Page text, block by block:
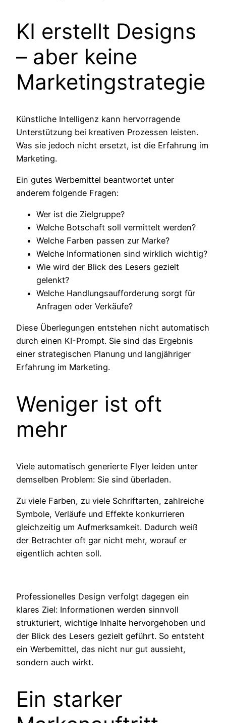
KI erstellt Designs
– aber keine
Marketingstrategie
Künstliche Intelligenz kann hervorragende
Unterstützung bei kreativen Prozessen leisten.
Was sie jedoch nicht ersetzt, ist die Erfahrung im
Marketing.
Ein gutes Werbemittel beantwortet unter
anderem folgende Fragen:
Wer ist die Zielgruppe?
Welche Botschaft soll vermittelt werden?
Welche Farben passen zur Marke?
Welche Informationen sind wirklich wichtig?
Wie wird der Blick des Lesers gezielt
gelenkt?
Welche Handlungsaufforderung sorgt für
Anfragen oder Verkäufe?
Diese Überlegungen entstehen nicht automatisch
durch einen KI-Prompt. Sie sind das Ergebnis
einer strategischen Planung und langjähriger
Erfahrung im Marketing.
Weniger ist oft
mehr
Viele automatisch generierte Flyer leiden unter
demselben Problem: Sie sind überladen.
Zu viele Farben, zu viele Schriftarten, zahlreiche
Symbole, Verläufe und Effekte konkurrieren
gleichzeitig um Aufmerksamkeit. Dadurch weiß
der Betrachter oft gar nicht mehr, worauf er
eigentlich achten soll.
Professionelles Design verfolgt dagegen ein
klares Ziel: Informationen werden sinnvoll
strukturiert, wichtige Inhalte hervorgehoben und
der Blick des Lesers gezielt geführt. So entsteht
ein Werbemittel, das nicht nur gut aussieht,
sondern auch wirkt.
Ein starker